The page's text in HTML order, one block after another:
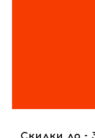
Скидки до -